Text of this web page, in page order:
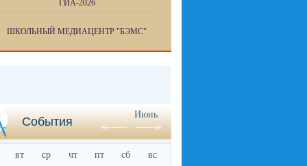
ГИА-2026
ШКОЛЬНЫЙ МЕДИАЦЕНТР "БЭМС"
События
Июнь
вт ср чт пт сб вс